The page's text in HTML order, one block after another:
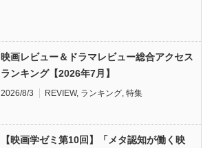
映画レビュー＆ドラマレビュー総合アクセス
ランキング【2026年7月】
2026/8/3 REVIEW, ランキング 特集
【映画学ゼミ第10回】「メタ認知が働く映